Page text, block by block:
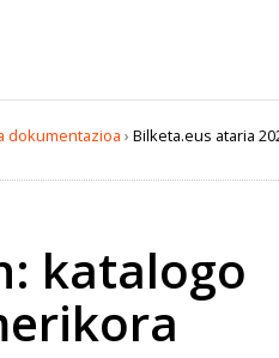
dokumentazioa › Bilketa.eus ataria
katalogo